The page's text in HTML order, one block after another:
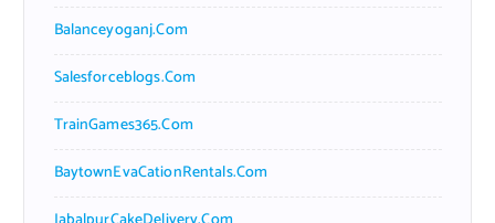
Balanceyoganj.com
Salesforceblogs.com
TrainGames365.com
BaytownEvaCationRentals.com